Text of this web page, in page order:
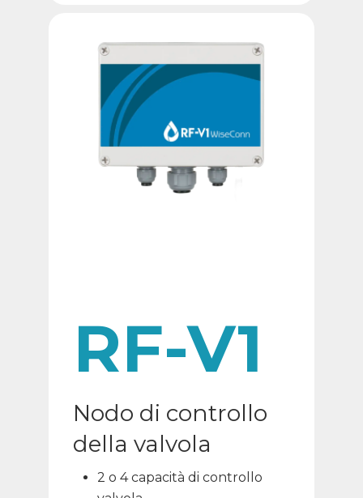
RF-V1
Nodo di controllo
della valvola
2 o 4 capacità di controllo